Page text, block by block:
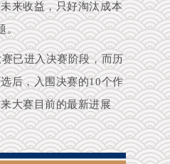
来收益，只好淘汰成本
。
已进入决赛阶段，而历
后，入围决赛的10个作
大赛目前的最新进展